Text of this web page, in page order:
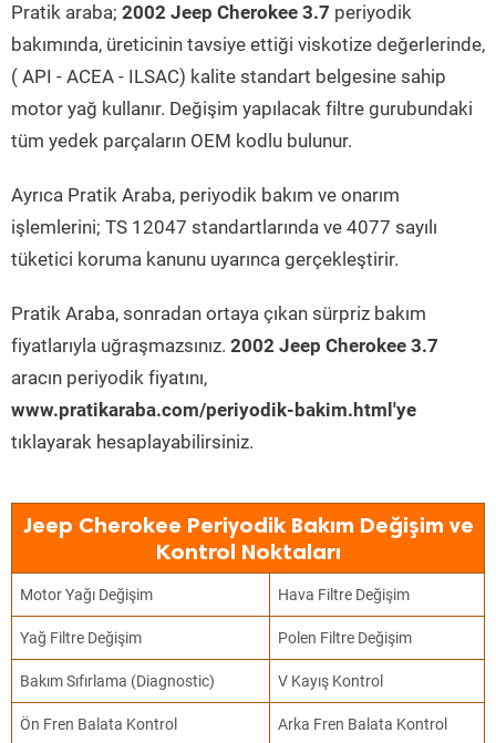
Pratik araba; 2002 Jeep Cherokee 3.7 periyodik
bakımında, üreticinin tavsiye ettiği viskotize değerlerinde,
( API - ACEA - ILSAC) kalite standart belgesine sahip
motor yağ kullanır. Değişim yapılacak filtre gurubundaki
tüm yedek parçaların OEM kodlu bulunur.
Ayrıca Pratik Araba, periyodik bakım ve onarım
işlemlerini; TS 12047 standartlarında ve 4077 sayılı
tüketici koruma kanunu uyarınca gerçekleştirir.
Pratik Araba, sonradan ortaya çıkan sürpriz bakım
fiyatlarıyla uğraşmazsınız. 2002 Jeep Cherokee 3.7
aracın periyodik fiyatını,
www.pratikaraba.com/periyodik-bakim.html'ye
tıklayarak hesaplayabilirsiniz.
Jeep Cherokee Periyodik Bakım Değişim ve
Kontrol Noktaları
Motor Yağı Değişim Hava Filtre Değişim
Yağ Filtre Değişim Polen Filtre Değişim
Bakım Sıfırlama (Diagnostic) V Kayış Kontrol
Ön Fren Balata Kontrol Arka Fren Balata Kontrol